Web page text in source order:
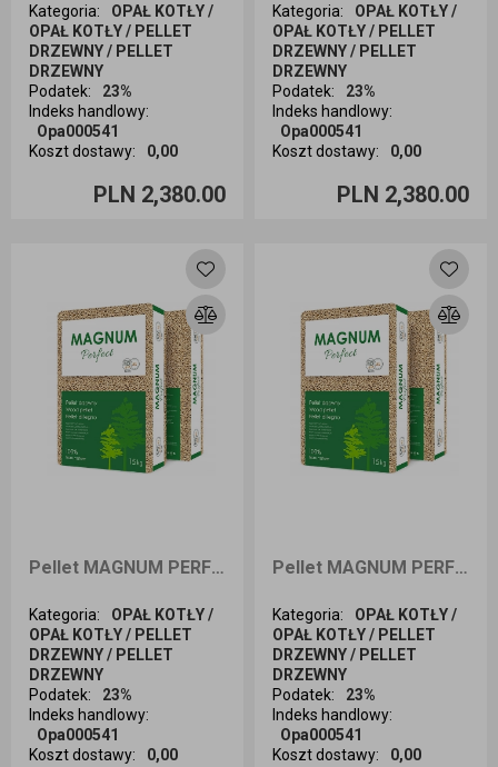
Kategoria:
OPAŁ KOTŁY /
OPAŁ KOTŁY / PELLET
DRZEWNY / PELLET
DRZEWNY
Podatek:
23%
Indeks handlowy:
Opa000541
Koszt dostawy: 0,00
PLN 2,380.00
Ilość sztuk
Kategoria:
OPAŁ KOTŁY /
OPAŁ KOTŁY / PELLET
DRZEWNY / PELLET
DRZEWNY
Podatek:
23%
Indeks handlowy:
Opa000541
Koszt dostawy: 0,00
PLN 2,380.00
Ilość sztuk
Pellet MAGNUM PERFECT 1050kg dostawa Opole i okolice
Kategoria:
OPAŁ KOTŁY /
OPAŁ KOTŁY / PELLET
DRZEWNY / PELLET
DRZEWNY
Podatek:
23%
Indeks handlowy:
Opa000541
Koszt dostawy: 0,00
Ilość sztuk
Pellet MAGNUM PERFECT 1050kg dostawa Kraków i okolice
Kategoria:
OPAŁ KOTŁY /
OPAŁ KOTŁY / PELLET
DRZEWNY / PELLET
DRZEWNY
Podatek:
23%
Indeks handlowy:
Opa000541
Koszt dostawy: 0,00
Ilość sztuk